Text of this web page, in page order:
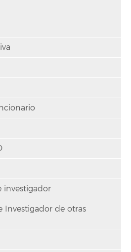
investigador
Investigador de otras